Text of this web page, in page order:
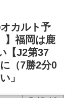
カルト予
】福岡は鹿
【J2第37
（7勝2分0
」